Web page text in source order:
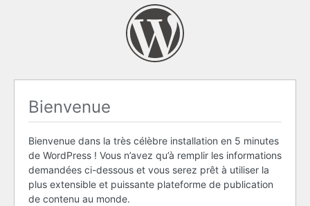
Bienvenue
Bienvenue dans la très célèbre installation en 5 minutes
de WordPress ! Vous n’avez qu’à remplir les informations
demandées ci-dessous et vous serez prêt à utiliser la
plus extensible et puissante plateforme de publication
de contenu au monde.